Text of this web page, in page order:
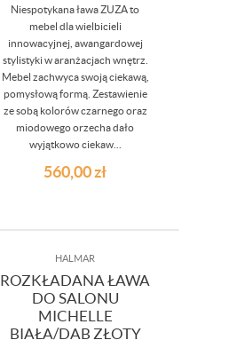
Niespotykana ława ZUZA to
mebel dla wielbicieli
innowacyjnej, awangardowej
stylistyki w aranżacjach wnętrz.
Mebel zachwyca swoją ciekawą,
pomysłową formą. Zestawienie
ze sobą kolorów czarnego oraz
miodowego orzecha dało
wyjątkowo ciekaw...
560,00zł
HALMAR
ROZKŁADANA ŁAWA
DO SALONU
MICHELLE
BIAŁA/DAB ZŁOTY